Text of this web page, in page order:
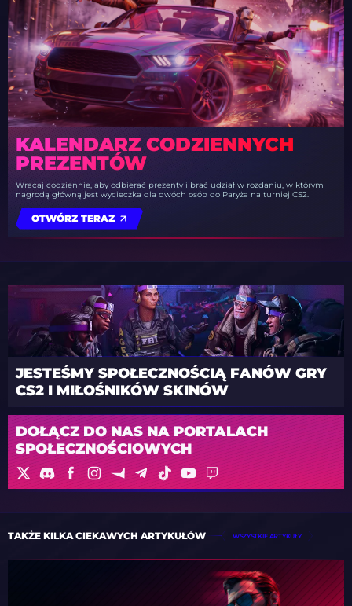
KALENDARZ CODZIENNYCH
PREZENTÓW
Wracaj codziennie, aby odbierać prezenty i brać udział w rozdaniu, w którym
nagrodą główną jest wycieczka dla dwóch osób do Paryża na turniej CS2.
OTWÓRZ TERAZ
JESTEŚMY SPOŁECZNOŚCIĄ FANÓW GRY
CS2 I MIŁOŚNIKÓW SKINÓW
DOŁĄCZ DO NAS NA PORTALACH
SPOŁECZNOŚCIOWYCH
TAKŻE KILKA CIEKAWYCH ARTYKUŁÓW WSZYSTKIE ARTYKUŁY